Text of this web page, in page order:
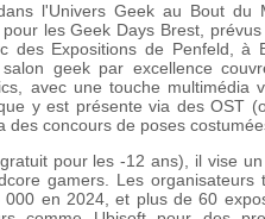
l'Univers Geek au Bout du
les Geek Days Brest,
des Expositions de Penfeld, à
geek par excellence
avec une touche multimédia
y est présente via des OST
des concours de poses
pour les -12 ans), il vise
gamers. Les organisateurs
en 2024, et plus de 60